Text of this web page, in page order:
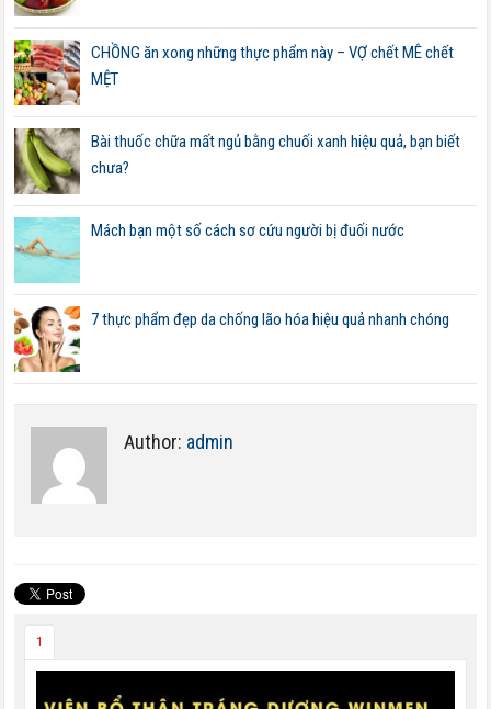
CHỒNG ăn xong những thực phẩm này – VỢ chết MÊ chết
MỆT
Bài thuốc chữa mất ngủ bằng chuối xanh hiệu quả, bạn biết
chưa?
Mách bạn một số cách sơ cứu người bị đuối nước
7 thực phẩm đẹp da chống lão hóa hiệu quả nhanh chóng
Author: admin
1